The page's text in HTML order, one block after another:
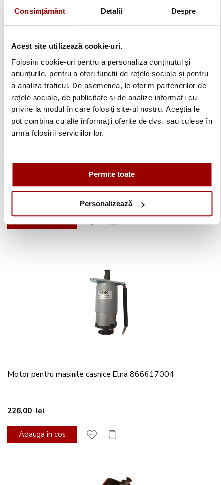
Consimțământ Detalii Despre
Acest site utilizează cookie-uri.
Folosim cookie-uri pentru a personaliza conținutul și
anunțurile, pentru a oferi funcții de rețele sociale și pentru
a analiza traficul. De asemenea, le oferim partenerilor de
rețele sociale, de publicitate și de analize informații cu
privire la modul în care folosiți site-ul nostru. Aceștia le
pot combina cu alte informații oferite de dvs. sau culese în
urma folosirii serviciilor lor.
Permite toate
Personalizează
Suveica pentru masinile de cusut casnice Elna
Motor pentru masinile casnice Elna 866617004
226,00 lei
Adauga in cos